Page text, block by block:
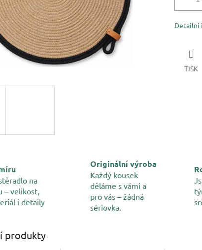
Detailní
TISK
na
– velikost,
i detaily
Originální výroba
Každý kousek
děláme s vámi a
pro vás – žádná
sériovka.
produkty